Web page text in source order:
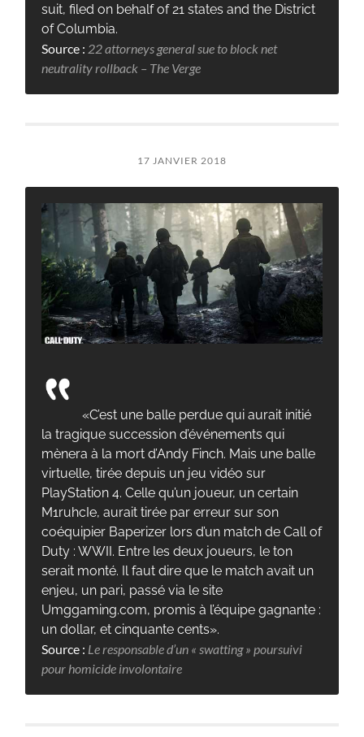
suit, filed on behalf of 21 states and the District
of Columbia.
Source : 22 attorneys general sue to block net
neutrality rollback – The Verge
17 JANVIER 2018
«C’est une balle perdue qui aurait initié
la tragique succession d’événements qui
mènera à la mort d’Andy Finch. Mais une balle
virtuelle, tirée depuis un jeu vidéo sur
PlayStation 4. Celle qu’un joueur, un certain
M1ruhcIe, aurait tirée par erreur sur son
coéquipier Baperizer lors d’un match de Call of
Duty : WWII. Entre les deux joueurs, le ton
serait monté. Il faut dire que le match avait un
enjeu, un pari, passé via le site
Umggaming.com, promis à l’équipe gagnante :
un dollar, et cinquante cents».
Source : Le responsable d’un « swatting » poursuivi
pour homicide involontaire